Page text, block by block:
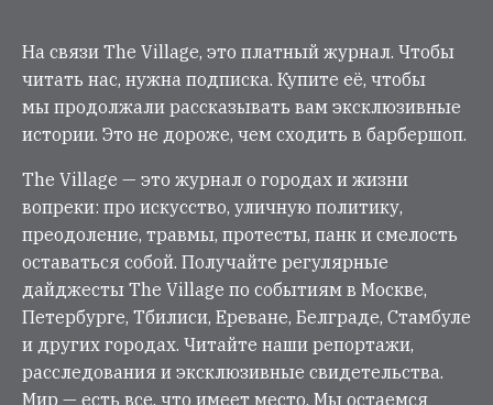
The Village — это журнал о городах и жизни вопреки: про
искусство, уличную политику, преодоление, травмы,
протесты, панк и смелость оставаться собой. Получайте
регулярные дайджесты The Village по событиям в Москве,
Петербурге, Тбилиси, Ереване, Белграде, Стамбуле
и других городах. Читайте наши репортажи,
расследования и эксклюзивные свидетельства. Мир —
есть все, что имеет место. Мы остаемся в нем с вами.
СКОПИРОВАТЬ ССЫЛКУ